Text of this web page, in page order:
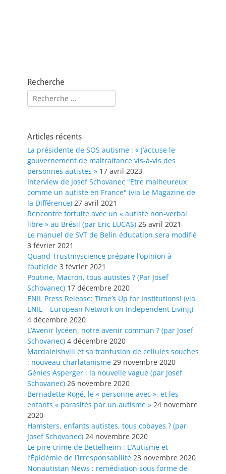
Recherche
Rechercher :
Articles récents
La présidente de SOS autisme : « J’accuse le
gouvernement de maltraitance vis-à-vis des
personnes autistes » 17 avril 2023
Interview de Josef Schovanec "Etre malheureux
comme un autiste en France" (via Le Magazine de
la Différence) 27 avril 2021
Rencontre fortuite avec un « autiste non-verbal
libre » au Brésil (par Eric LUCAS) 26 avril 2021
Le manuel de SVT de Belin éducation sera modifié
3 février 2021
Quand Trustmyscience prépare l’opinion à
l’auticide 3 février 2021
Poutine, Macron, tous autistes ? (Par Josef
Schovanec) 17 décembre 2020
ENIL Press Release: Time’s Up for Institutions! (via
ENIL – European Network on Independent Living)
4 décembre 2020
L’Avenir lycéen, notre avenir commun ? (par Josef
Schovanec) 4 décembre 2020
Mardaleishvili et sa tranfusion de cellules souches
: nouveau charlatanisme 29 novembre 2020
Génies Asperger : la nouvelle vague (par Josef
Schovanec) 26 novembre 2020
Bernadette Rogé, le « personne avec », et les
enfants « parasités par un autisme » 24 novembre
2020
Hamsters, enfants autistes, tous cobayes ? (par
Josef Schovanec) 24 novembre 2020
Le pire crime de Bettelheim : L’Autisme et
l’Épidémie de l’irresponsabilité 23 novembre 2020
Nonautistan News : remédiation sous forme de